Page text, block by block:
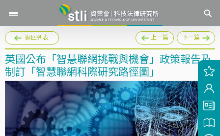
返回列表 上一篇 下一篇
英國公布「智慧聯網挑戰與機會」政策報告及
制訂「智慧聯網科際研究路徑圖」